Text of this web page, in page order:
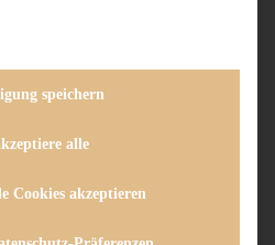
speichern
alle
Cookies akzeptieren